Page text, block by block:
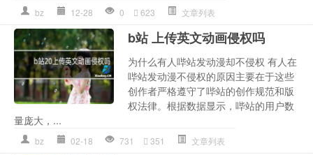
bz 12-28 0 623 文章列表
b站 上传英文动画侵权吗
为什么有人哔站发动漫却不侵权 有人在
哔站发动漫不侵权的原因主要在于这些
创作者严格遵守了哔站的创作规范和版
权法律。根据数据显示，哔站的用户数
量庞大，...
bz 02-18 731 351 文章列表